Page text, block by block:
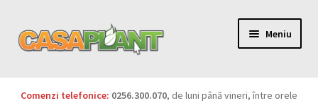
Meniu
Comenzi telefonice: 0256.300.070, de luni până vineri, între orele